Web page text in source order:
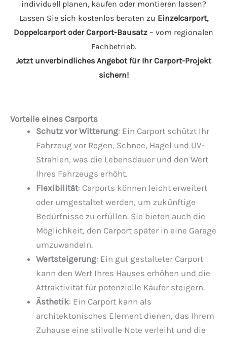
individuell planen, kaufen oder montieren lassen?
Lassen Sie sich kostenlos beraten zu Einzelcarport,
Doppelcarport oder Carport-Bausatz – vom regionalen
Fachbetrieb.
Jetzt unverbindliches Angebot für Ihr Carport-Projekt
sichern!
Vorteile eines Carports
Schutz vor Witterung: Ein Carport schützt Ihr
Fahrzeug vor Regen, Schnee, Hagel und UV-
Strahlen, was die Lebensdauer und den Wert
Ihres Fahrzeugs erhöht.
Flexibilität: Carports können leicht erweitert
oder umgestaltet werden, um zukünftige
Bedürfnisse zu erfüllen. Sie bieten auch die
Möglichkeit, den Carport später in eine Garage
umzuwandeln.
Wertsteigerung: Ein gut gestalteter Carport
kann den Wert Ihres Hauses erhöhen und die
Attraktivität für potenzielle Käufer steigern.
Ästhetik: Ein Carport kann als
architektonisches Element dienen, das Ihrem
Zuhause eine stilvolle Note verleiht und die